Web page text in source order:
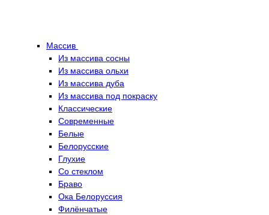
Массив
Из массива сосны
Из массива ольхи
Из массива дуба
Из массива под покраску
Классические
Современные
Белые
Белорусские
Глухие
Со стеклом
Браво
Ока Белоруссия
Филёнчатые